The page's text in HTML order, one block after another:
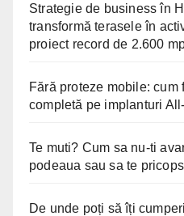
Strategie de business în
transformă terasele în
proiect record de 2.600
Fără proteze mobile:
completă pe implanturi
Te muti? Cum sa nu-ti
podeaua sau sa te
De unde poți să îți